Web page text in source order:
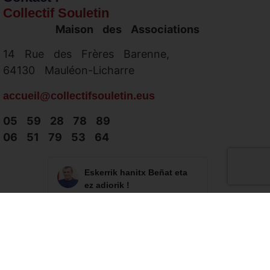
Collectif Souletin
Maison des Associations
14 Rue des Frères Barenne,
64130 Mauléon-Licharre
accueil@collectifsouletin.eus
05 59 28 78 89
06 51 79 53 64
Eskerrik hanitx Beñat eta
ez adiorik !